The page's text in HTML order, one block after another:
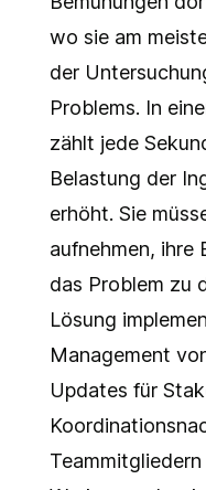
wo sie am
der
Problems. In
zählt jede
Belastung der
erhöht. Sie
aufnehmen, ihre
das Problem zu
Lösung
Management
Updates für